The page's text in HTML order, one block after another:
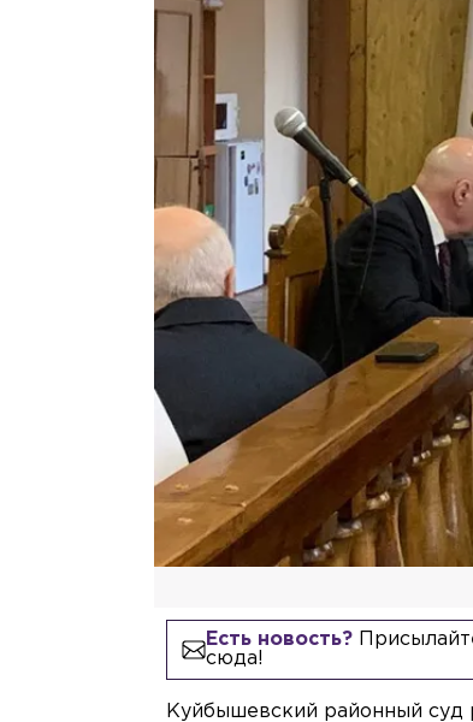
Есть новость?
сюда!
Куйбышевский районный суд